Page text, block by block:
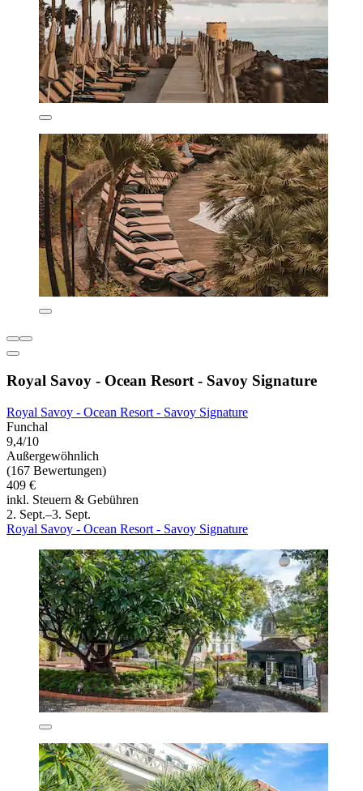
Royal Savoy - Ocean Resort - Savoy Signature
Royal Savoy - Ocean Resort - Savoy Signature
Funchal
9,4/10
Außergewöhnlich
(167 Bewertungen)
409 €
inkl. Steuern & Gebühren
2. Sept.–3. Sept.
Royal Savoy - Ocean Resort - Savoy Signature